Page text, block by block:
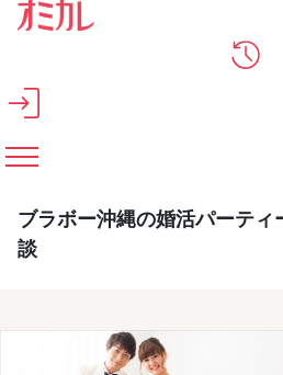
メインコンテンツへスキップ
ブラボー沖縄の婚活パーテ
談